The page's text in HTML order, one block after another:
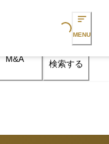
Loading...
MENU
M&A 検索する